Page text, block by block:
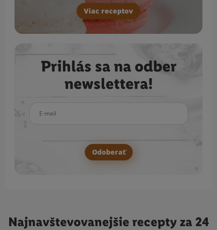
Viac receptov
Prihlás sa na odber
newslettera!
Odoberať
Najnavštevovanejšie recepty za 24